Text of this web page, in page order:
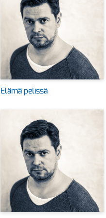
Elämä pelissä